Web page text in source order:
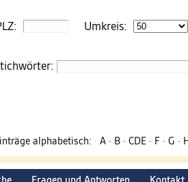
Umkreis:
alphabetisch: A· B· CDE· F· G ·